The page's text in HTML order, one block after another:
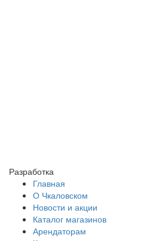
Разработка
Главная
О Чкаловском
Новости и акции
Каталог магазинов
Арендаторам